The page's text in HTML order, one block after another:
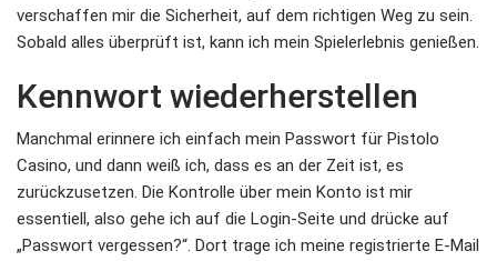
verschaffen mir die Sicherheit, auf dem richtigen Weg zu sein.
Sobald alles überprüft ist, kann ich mein Spielerlebnis genießen.
Kennwort wiederherstellen
Manchmal erinnere ich einfach mein Passwort für Pistolo
Casino, und dann weiß ich, dass es an der Zeit ist, es
zurückzusetzen. Die Kontrolle über mein Konto ist mir
essentiell, also gehe ich auf die Login-Seite und drücke auf
„Passwort vergessen?“. Dort trage ich meine registrierte E-Mail